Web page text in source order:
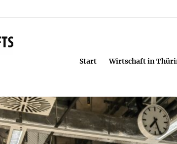
Start Wirtschaft in